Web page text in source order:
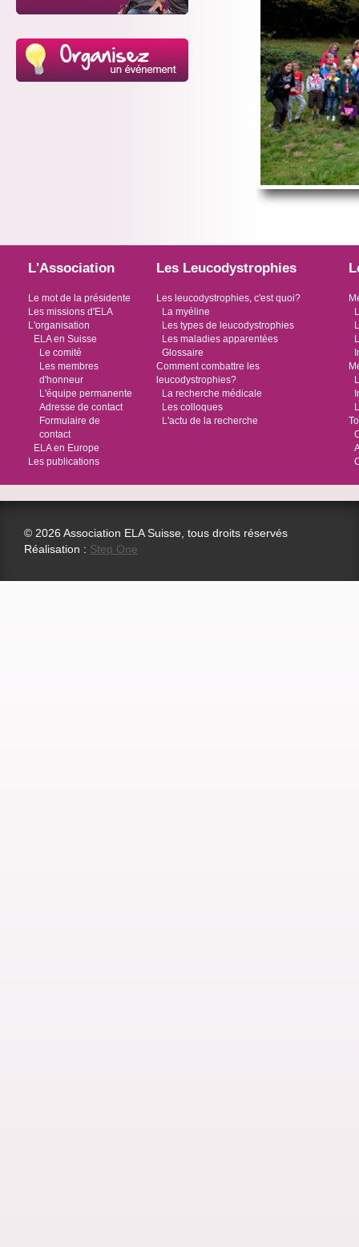
L'Association
Le mot de la présidente
Les missions d'ELA
L'organisation
ELA en Suisse
Le comité
Les membres
d'honneur
L'équipe permanente
Adresse de contact
Formulaire de
contact
ELA en Europe
Les publications
Les Leucodystrophies
Les leucodystrophies, c'est quoi?
La myéline
Les types de leucodystrophies
Les maladies apparentées
Glossaire
Comment combattre les
leucodystrophies?
La recherche médicale
Les colloques
L'actu de la recherche
© 2026 Association ELA Suisse, tous droits réservés
Réalisation : Step One